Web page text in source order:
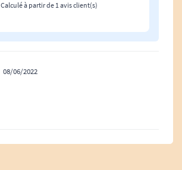
Calculé à partir de 1 avis client(s)
08/06/2022